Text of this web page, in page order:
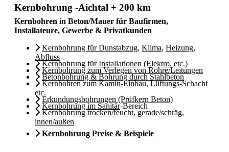
Kernbohrung -Aichtal + 200 km
Kernbohren in Beton/Mauer für Baufirmen,
Installateure, Gewerbe & Privatkunden
Kernbohrung für Dunstabzug, Klima, Heizung,
Abfluss
Kernbohrung für Installationen (Elektro, etc.)
Kernbohrung zum Verlegen von Rohre/Leitungen
Betonbohrung & Bohrung durch Stahlbeton
Kernbohren zum Kamin-Einbau,Lüftungs-Schacht
etc.
Erkundungsbohrungen (Prüfkern Beton)
Kernbohrung im Sanitär-Bereich
Kernbohrung trocken/feucht, gerade/schräg,
innen/außen
Kernbohrung Preise & Beispiele